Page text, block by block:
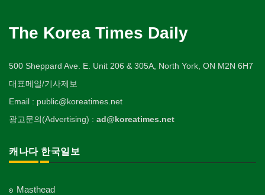
The Korea Times Daily
500 Sheppard Ave. E. Unit 206 & 305A, North York, ON M2N 6H7
대표메일/기사제보
Email : public@koreatimes.net
광고문의(Advertising) : ad@koreatimes.net
캐나다 한국일보
Masthead